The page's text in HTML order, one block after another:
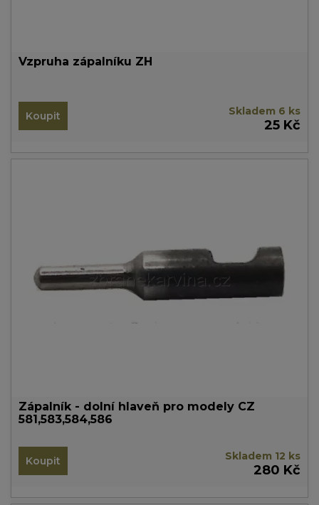
Vzpruha zápalníku ZH
Koupit Skladem 6 ks
25 Kč
Zápalník - dolní hlaveň pro modely CZ
581,583,584,586
Koupit Skladem 12 ks
280 Kč